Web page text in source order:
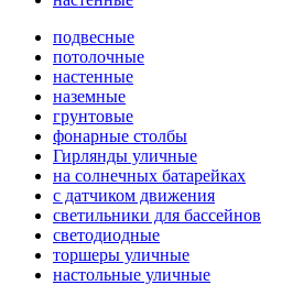
подвесные
потолочные
настенные
наземные
грунтовые
фонарные столбы
Гирлянды уличные
на солнечных батарейках
с датчиком движения
светильники для бассейнов
светодиодные
торшеры уличные
настольные уличные